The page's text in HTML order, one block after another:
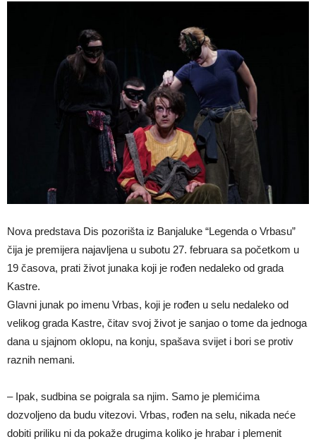
Nova predstava Dis pozorišta iz Banjaluke “Legenda o Vrbasu”
čija je premijera najavljena u subotu 27. februara sa početkom u
19 časova, prati život junaka koji je rođen nedaleko od grada
Kastre.
Glavni junak po imenu Vrbas, koji je rođen u selu nedaleko od
velikog grada Kastre, čitav svoj život je sanjao o tome da jednoga
dana u sjajnom oklopu, na konju, spašava svijet i bori se protiv
raznih nemani.
– Ipak, sudbina se poigrala sa njim. Samo je plemićima
dozvoljeno da budu vitezovi. Vrbas, rođen na selu, nikada neće
dobiti priliku ni da pokaže drugima koliko je hrabar i plemenit